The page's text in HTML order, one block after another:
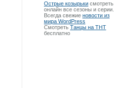
Острые козырьки смотреть
онлайн все сезоны и серии.
Всегда свежие новости из
мира WordPress
Смотреть Танцы на ТНТ
бесплатно